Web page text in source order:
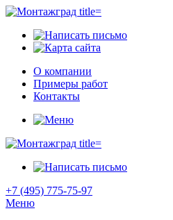
О компании
Примеры работ
Контакты
+7 (495) 775-75-97
Меню